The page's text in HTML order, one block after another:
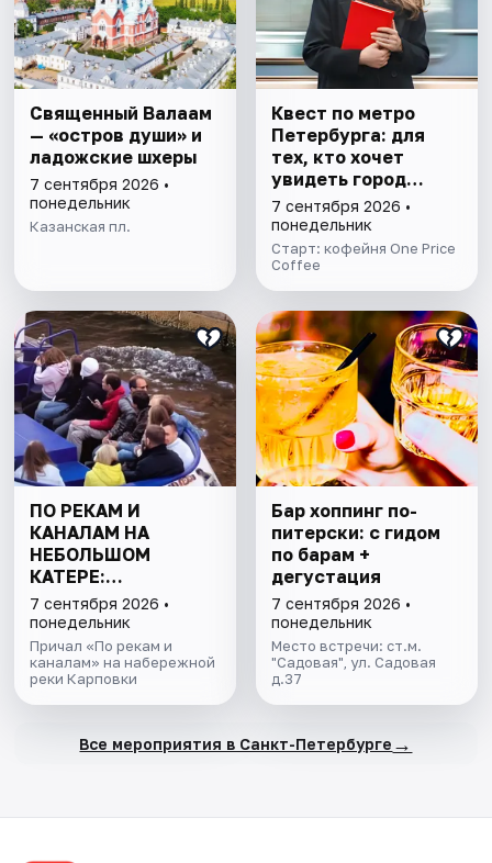
Священный Валаам
— «остров души» и
ладожские шхеры
7 сентября 2026 •
понедельник
Казанская пл.
Квест по метро
Петербурга: для
тех, кто хочет
увидеть город
иначе
7 сентября 2026 •
понедельник
Старт: кофейня One Price
Coffee
ПО РЕКАМ И
КАНАЛАМ НА
НЕБОЛЬШОМ
КАТЕРЕ:
ПЕТРОГРАДКА И
ПАРАДНАЯ НЕВА
7 сентября 2026 •
понедельник
Причал «По рекам и
каналам» на набережной
реки Карповки
Бар хоппинг по-
питерски: с гидом
по барам +
дегустация
7 сентября 2026 •
понедельник
Место встречи: ст.м.
"Садовая", ул. Садовая
д.37
Все мероприятия в Санкт-Петербурге →